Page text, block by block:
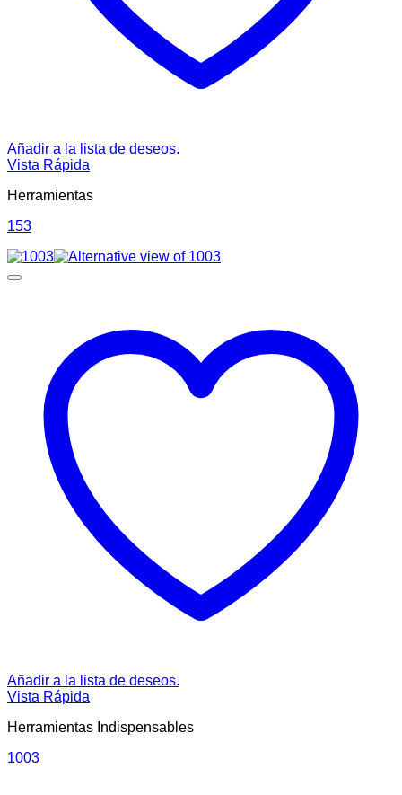
Añadir a la lista de deseos.
Vista Rápida
Herramientas
153
Añadir a la lista de deseos.
Vista Rápida
Herramientas Indispensables
1003